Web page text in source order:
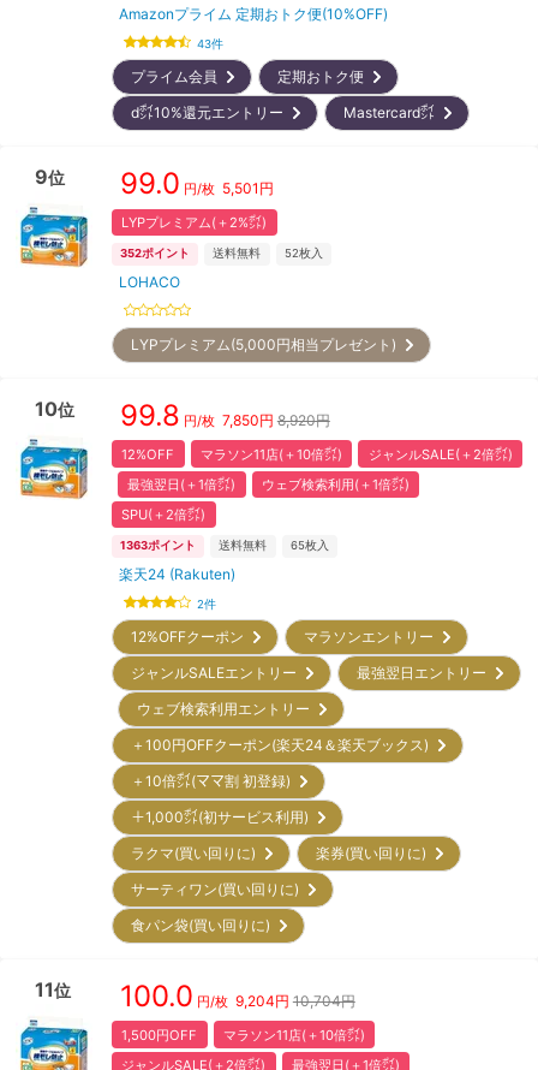
Amazonプライム 定期おトク便(10%OFF)
43件
プライム会員
定期おトク便
d㌽10%還元エントリー
Mastercard㌽
9位 99.0 円/枚 5,501 円
LYPプレミアム(＋2%㌽)
352ポイント 送料無料 52枚入
LOHACO
LYPプレミアム(5,000円相当プレゼント)
10位 99.8 円/枚 7,850円 8,920円
12%OFF マラソン11店(＋10倍㌽)
ジャンルSALE(＋2倍㌽)
最強翌日(＋1倍㌽)
ウェブ検索利用(＋1倍㌽)
SPU(＋2倍㌽)
1363ポイント 送料無料 65枚入
楽天24 (Rakuten)
2件
12%OFFクーポン
マラソンエントリー
ジャンルSALEエントリー
最強翌日エントリー
ウェブ検索利用エントリー
＋100円OFFクーポン(楽天24＆楽天ブックス)
＋10倍㌽(ママ割 初登録)
＋1,000㌽(初サービス利用)
ラクマ(買い回りに)
楽券(買い回りに)
サーティワン(買い回りに)
食パン袋(買い回りに)
11位 100.0 円/枚 9,204円 10,704円
1,500円OFF
マラソン11店(＋10倍㌽)
ジャンルSALE(＋2倍㌽)
最強翌日(＋1倍㌽)